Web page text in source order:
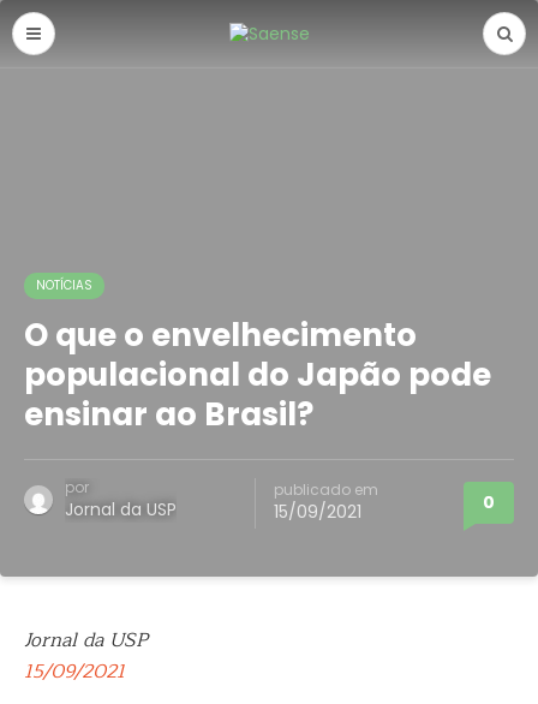
NOTÍCIAS
O que o envelhecimento
populacional do Japão pode
ensinar ao Brasil?
por
Jornal da USP
publicado em
15/09/2021 0
Jornal da USP
15/09/2021